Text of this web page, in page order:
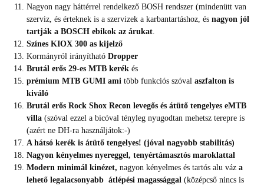
Nagyon nagy háttérrel rendelkező BOSH rendszer (mindenütt van
szerviz, és érteknek is a szervizek a karbantartáshoz, és nagyon jól
tartják a BOSCH ebikok az árukat
Színes KIOX 300 as kijelző
Kormányról irányítható Dropper
Brutál erős 29-es MTB kerék és
prémium MTB GUMI ami több funkciós szóval aszfalton is
kiváló
Brutál erős Rock Shox Recon levegős és átütő tengelyes eMTB
villa (szóval ezzel a bicóval tényleg nyugodtan mehetsz terepre is
(azért ne DH-ra használjátok:-)
A hátsó kerék is átütő tengelyes! (jóval nagyobb stabilitás)
Nagyon kényelmes nyereggel, tenyértámasztós maroklattal
Modern minimál kinézet, nagyon kényelmes és tartós alu váz a
lehető legalacsonyabb átlépési magassággal (középcső nincs is